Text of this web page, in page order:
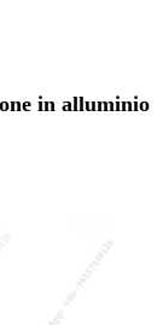
in alluminio